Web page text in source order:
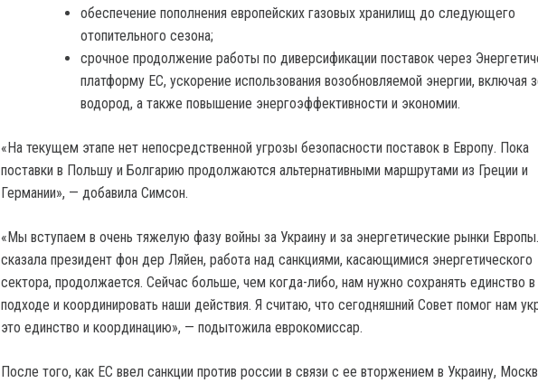
обеспечение пополнения европейских газовых хранилищ до следующего
отопительного сезона;
срочное продолжение работы по диверсификации поставок через
платформу ЕС, ускорение использования возобновляемой энергии, включая
водород, а также повышение энергоэффективности и экономии.
«На текущем этапе нет непосредственной угрозы безопасности поставок в Европу. Пока
поставки в Польшу и Болгарию продолжаются альтернативными маршрутами из Греции и
Германии», — добавила Симсон.
«Мы вступаем в очень тяжелую фазу войны за Украину и за энергетические рынки
сказала президент фон дер Ляйен, работа над санкциями, касающимися энергетического
сектора, продолжается. Сейчас больше, чем когда-либо, нам нужно сохранять единство
подходе и координировать наши действия. Я считаю, что сегодняшний Совет помог нам
это единство и координацию», — подытожила еврокомиссар.
После того, как ЕС ввел санкции против россии в связи с ее вторжением в Украину,